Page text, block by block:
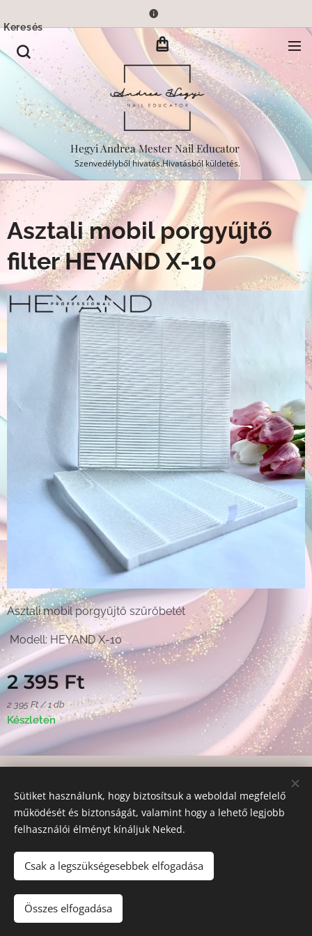
Hegyi Andrea Mester Nail Educator
Szenvedélyből hivatás.Hivatásból küldetés.
Keresés
Asztali mobil porgyűjtő
filter HEYAND X-10
Asztali mobil porgyűjtő szűrőbetét
Modell: HEYAND X-10
2 395Ft
2 395 Ft / 1 db
Készleten
Minden jog fenntartva.
Sütik
Nyelvek
Magyar
English Deutsch
Sütiket használunk, hogy biztosítsuk a weboldal megfelelő
működését és biztonságát, valamint hogy a lehető legjobb
felhasználói élményt kínáljuk Neked.
Csak a legszükségesebbek elfogadása
Összes elfogadása